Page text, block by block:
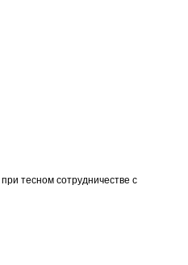
тесном сотрудничестве с